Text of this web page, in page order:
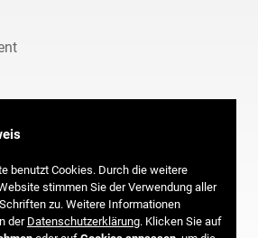
Ilsede
- 0
- 99
benutzt Cookies. Durch die weitere
stimmen Sie der Verwendung aller
zu. Weitere Informationen
derDatenschutzerklärung. Klicken Sie auf